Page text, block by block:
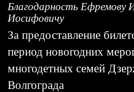
Благодарность Ефремову
Иосифовичу
За предоставление
период новогодних
многодетных семей
Волгограда